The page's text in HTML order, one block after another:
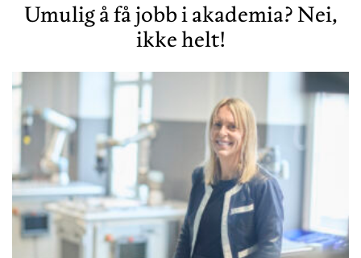
Umulig å få jobb i akademia? Nei,
ikke helt!